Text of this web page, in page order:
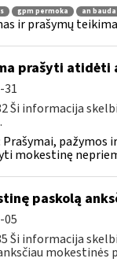
gpm permoka an bauda
ir prašymų
prašyti atidėti
31
Ši informacija
Prašymai, pažymos
mokestinę
paskolą
05
Ši informacija
mokestinės